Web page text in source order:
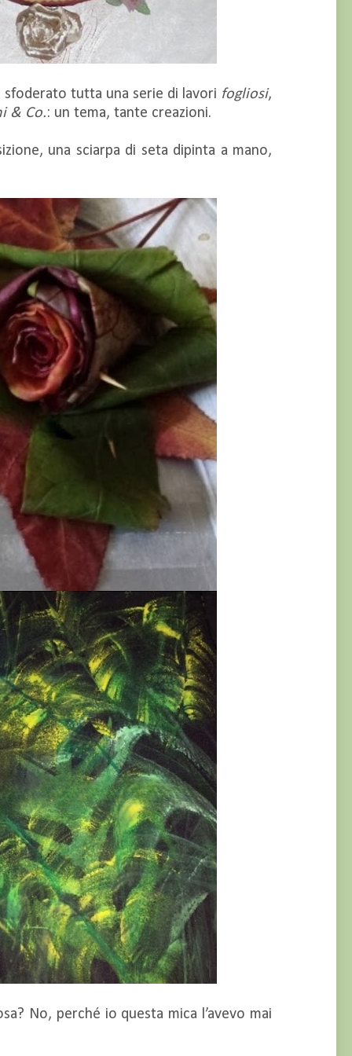
tutta una serie di lavori fogliosi,
& Co.: un tema, tante creazioni.
una sciarpa di seta dipinta a mano,
No, perché io questa mica l’avevo mai